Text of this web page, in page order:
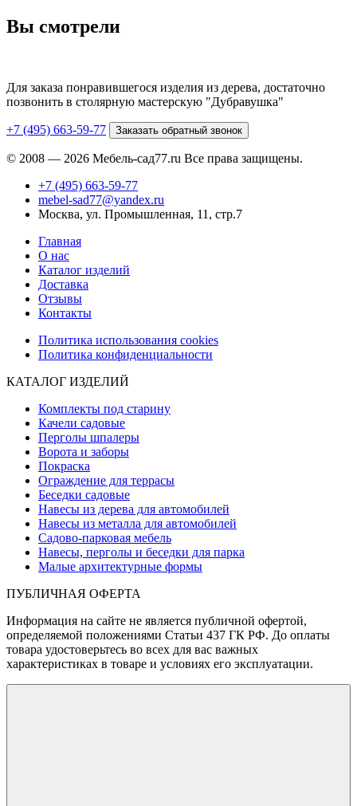
Вы смотрели
Для заказа понравившегося изделия из дерева, достаточно
позвонить в столярную мастерскую "Дубравушка"
+7 (495) 663-59-77 Заказать обратный звонок
© 2008 — 2026 Мебель-сад77.ru Все права защищены.
+7 (495) 663-59-77
mebel-sad77@yandex.ru
Москва, ул. Промышленная, 11, стр.7
Главная
О нас
Каталог изделий
Доставка
Отзывы
Контакты
Политика использования cookies
Политика конфиденциальности
КАТАЛОГ ИЗДЕЛИЙ
Комплекты под старину
Качели садовые
Перголы шпалеры
Ворота и заборы
Покраска
Ограждение для террасы
Беседки садовые
Навесы из дерева для автомобилей
Навесы из металла для автомобилей
Садово-парковая мебель
Навесы, перголы и беседки для парка
Малые архитектурные формы
ПУБЛИЧНАЯ ОФЕРТА
Информация на сайте не является публичной офертой,
определяемой положениями Статьи 437 ГК РФ. До оплаты
товара удостоверьтесь во всех для вас важных
характеристиках в товаре и условиях его эксплуатации.